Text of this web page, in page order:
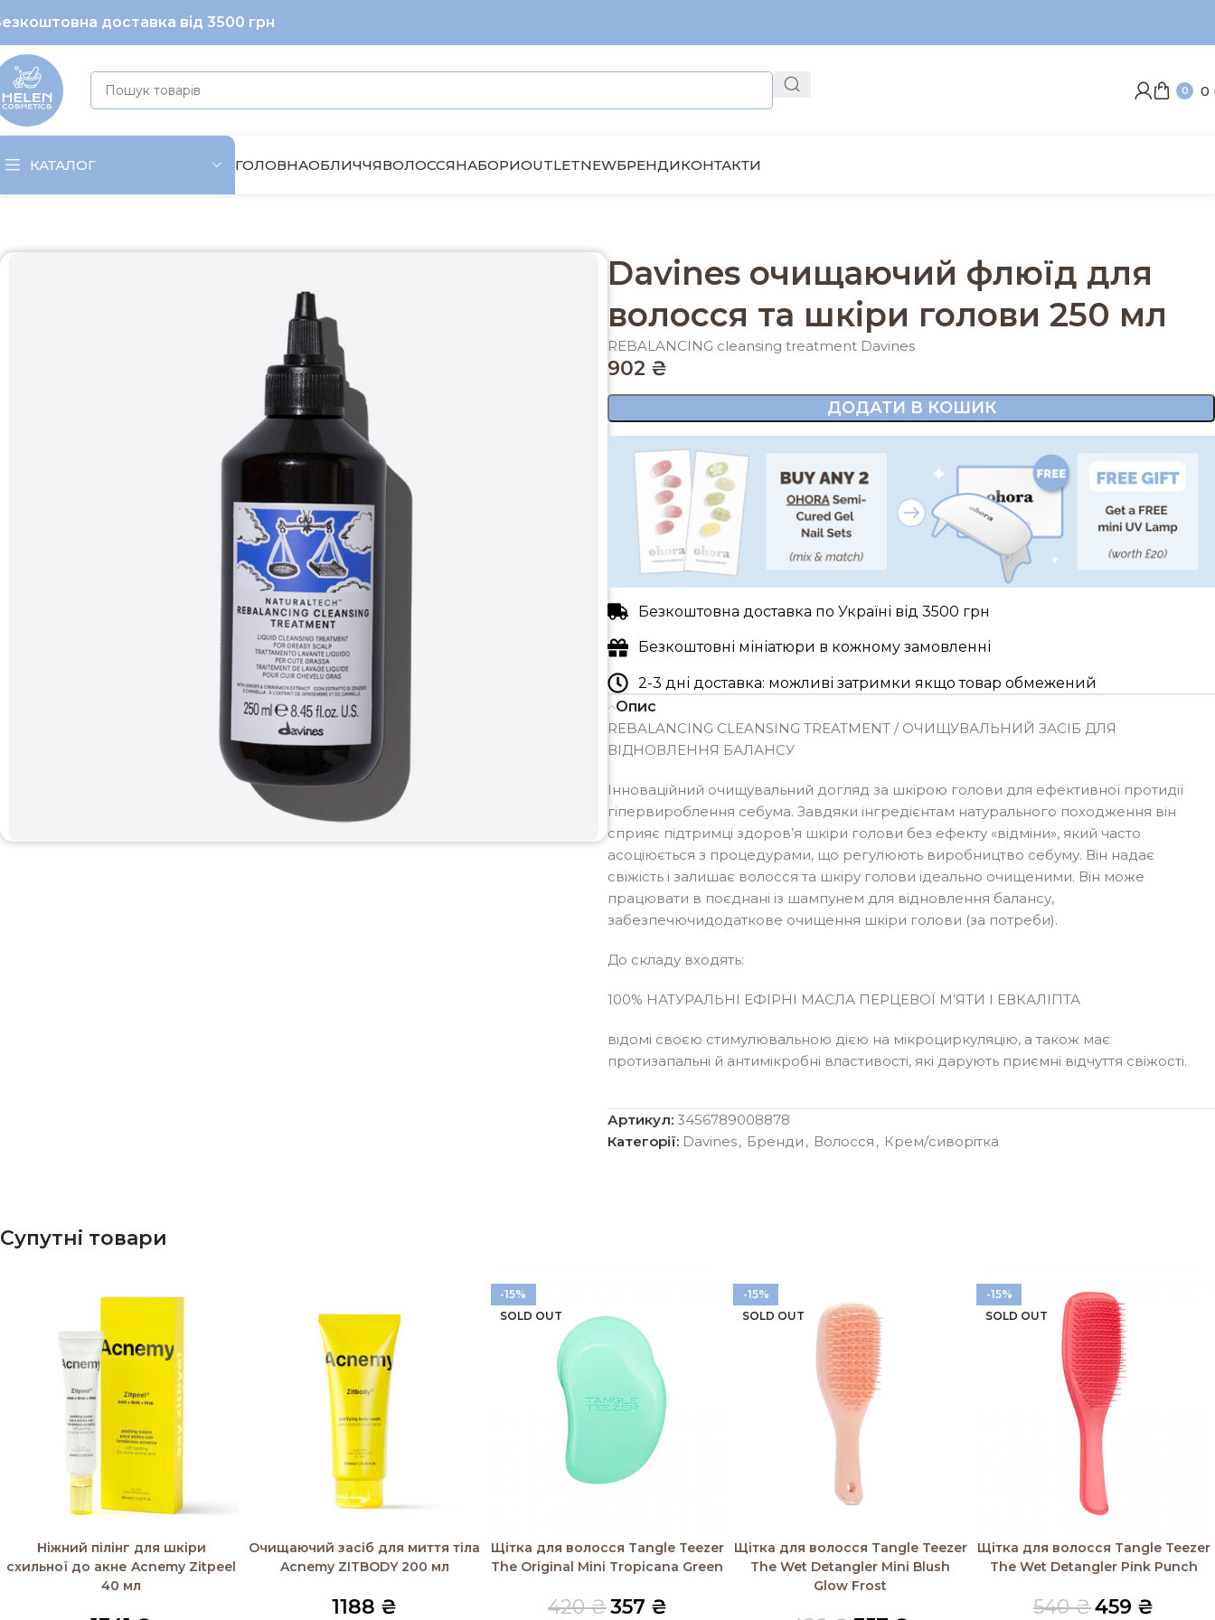
доставка від 3500 грн
0 0
КАТАЛОГ ГОЛОВНАОБЛИЧЧЯВОЛОССЯНАБОРИOUTLETNEWБРЕНДИКОНТАКТИ
Davines очищаючий флюїд для
волосся та шкіри голови 250 мл
REBALANCING cleansing treatment Davines
902 ₴
ДОДАТИ В КОШИК
Безкоштовна доставка по Україні від 3500 грн
Безкоштовні мініатюри в кожному замовленні
2-3 дні доставка: можливі затримки якщо товар обмежений
Опис
REBALANCING CLEANSING TREATMENT / ОЧИЩУВАЛЬНИЙ ЗАСІБ ДЛЯ
ВІДНОВЛЕННЯ БАЛАНСУ
Інноваційний очищувальний догляд за шкірою голови для ефективної протидії
гіпервироблення себума. Завдяки інгредієнтам натурального походження він
сприяє підтримці здоров’я шкіри голови без ефекту «відміни», який часто
асоціюється з процедурами, що регулюють виробництво себуму. Він надає
свіжість і залишає волосся та шкіру голови ідеально очищеними. Він може
працювати в поєднані із шампунем для відновлення балансу,
забезпечючидодаткове очищення шкіри голови (за потреби).
До складу входять:
100% НАТУРАЛЬНІ ЕФІРНІ МАСЛА ПЕРЦЕВОЇ М’ЯТИ І ЕВКАЛІПТА
відомі своєю стимулювальною дією на мікроциркуляцію, а також має
протизапальні й антимікробні властивості, які дарують приємні відчуття свіжості.
Артикул: 3456789008878
Категорії: Davines, Бренди , Волосся , Крем/сиворітка
Супутні товари
Додати в кошик
Ніжний пілінг для шкіри
схильної до акне Acnemy Zitpeel
40 мл
Додати в кошик
Очищаючий засіб для миття тіла
Acnemy ZITBODY 200 мл
1188 ₴
-15%
SOLD OUT
Читати далі
Щітка для волосся Tangle Teezer
The Original Mini Tropicana Green
420₴357 ₴
-15%
SOLD OUT
Читати далі
Щітка для волосся Tangle Teezer
The Wet Detangler Mini Blush
Glow Frost
-15%
SOLD OUT
Читати далі
Щітка для волосся Tangle Teezer
The Wet Detangler Pink Punch
540₴459 ₴